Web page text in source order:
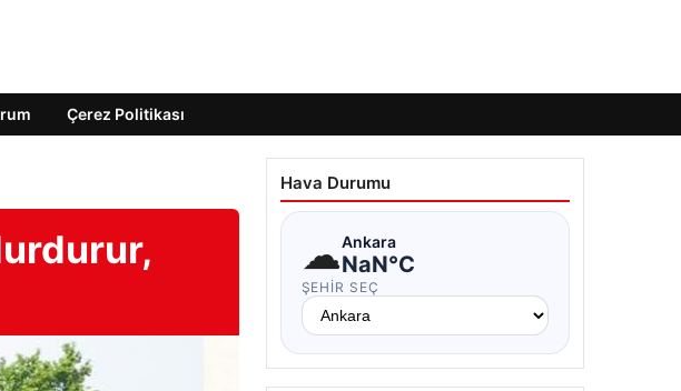
Çerez Politikası
Hava Durumu
☁Ankara
NaN°C
ŞEHIR SEÇ